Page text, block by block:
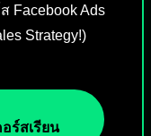
Facebook Ads
Strategy!)
ร์สเรียน